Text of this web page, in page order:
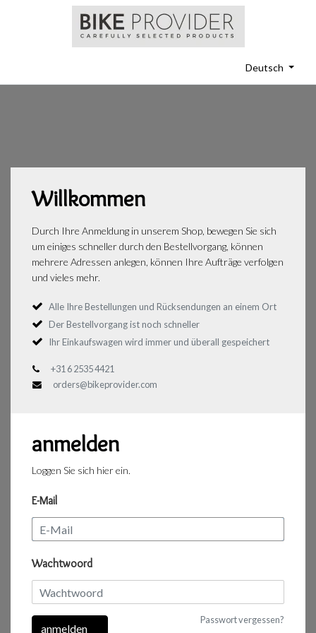
Deutsch
Willkommen
Durch Ihre Anmeldung in unserem Shop, bewegen Sie sich
um einiges schneller durch den Bestellvorgang, können
mehrere Adressen anlegen, können Ihre Aufträge verfolgen
und vieles mehr.
Alle Ihre Bestellungen und Rücksendungen an einem Ort
Der Bestellvorgang ist noch schneller
Ihr Einkaufswagen wird immer und überall gespeichert
+31 6 2535 4421
orders@bikeprovider.com
anmelden
Loggen Sie sich hier ein.
E-Mail
Wachtwoord
Passwort vergessen?
anmelden